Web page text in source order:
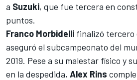
a Suzuki, que fue tercera en
puntos.
Franco Morbidelli finalizó tercero
aseguró el subcampeonato del
2019. Pese a su malestar físico y
en la despedida, Alex Rins